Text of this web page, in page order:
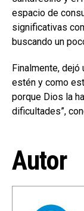
espacio de
significativas
buscando un
Finalmente, dejó
estén y como
porque Dios la
dificultades”,
Autor